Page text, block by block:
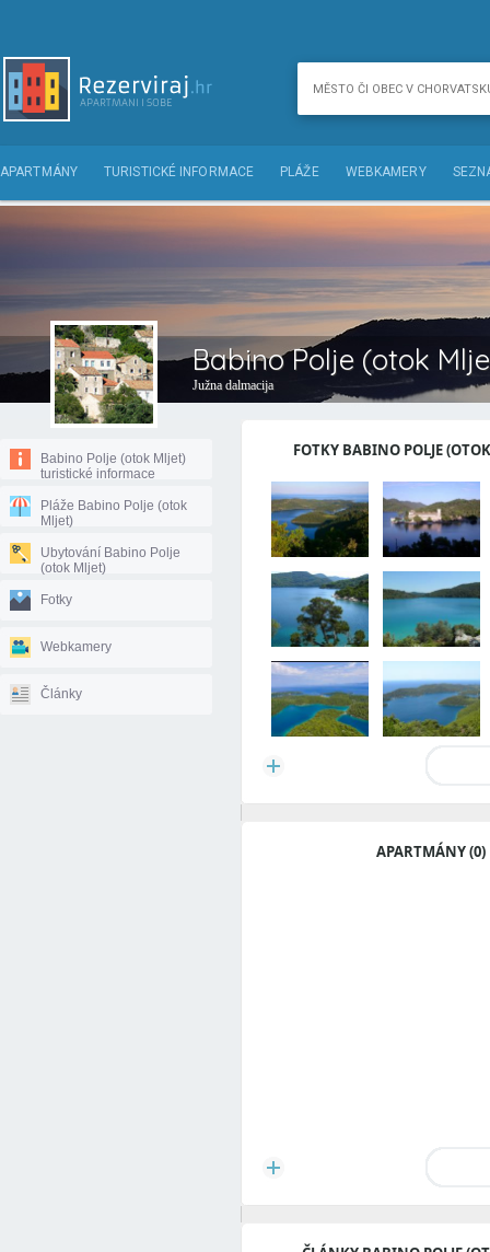
APARTMÁNY TURISTICKÉ INFORMACE PLÁŽE WEBKAMERY
Babino Polje (otok
Južna dalmacija
Babino Polje (otok Mljet)
turistické informace
Pláže Babino Polje (otok
Mljet)
Ubytování Babino Polje
(otok Mljet)
Fotky
Webkamery
Články
FOTKY BABINO POLJE
APARTMÁNY (0)